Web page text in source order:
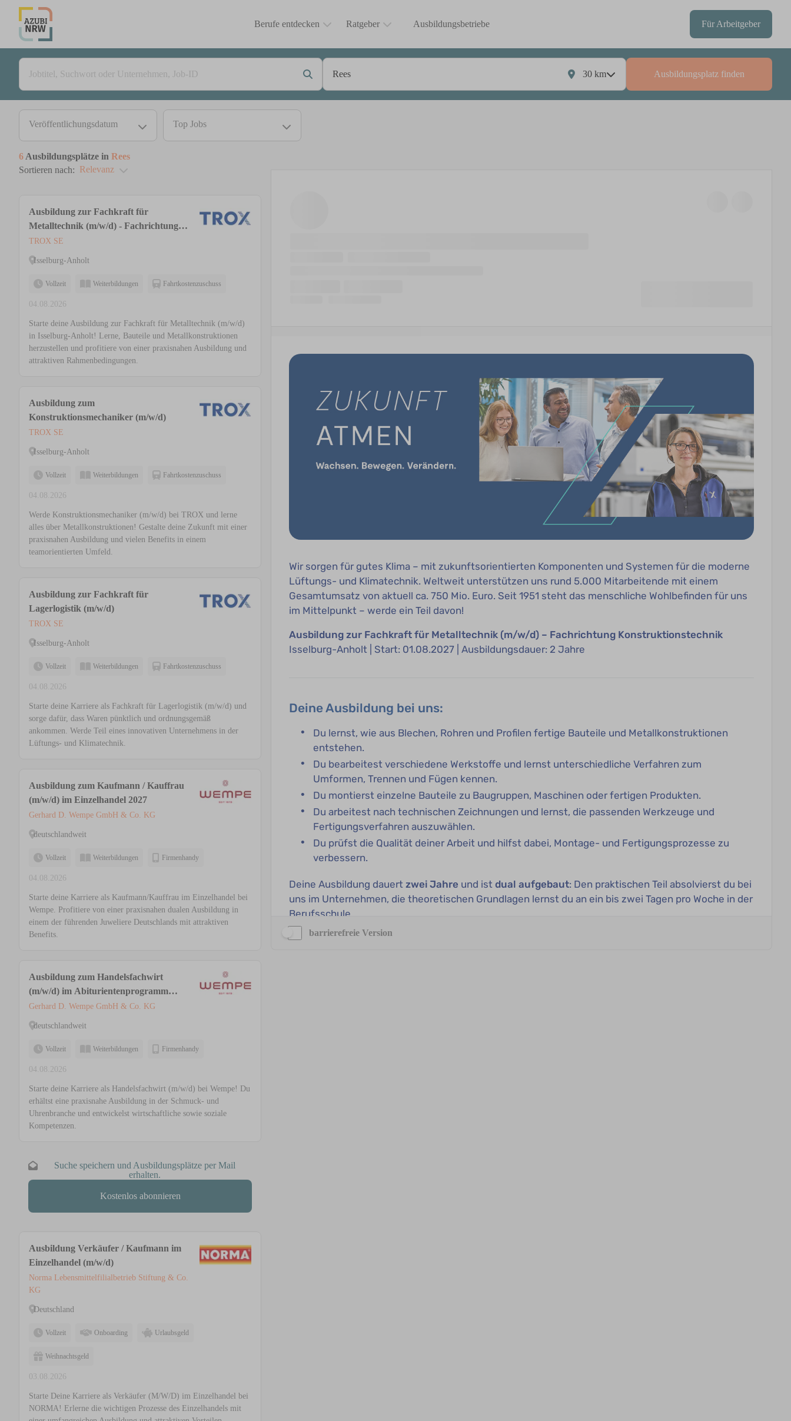
Berufe entdecken Ratgeber Ausbildungsbetriebe Für Arbeitgeber
30 km Ausbildungsplatz finden
Veröffentlichungsdatum Top Jobs
6 Ausbildungsplätze in Rees
Sortieren nach: Relevanz
Ausbildung zur Fachkraft für
Metalltechnik (m/w/d) - Fachrichtung
Konstruktionstechnik
TROX SE
Isselburg-Anholt
Vollzeit Weiterbildungen Fahrtkostenzuschuss
04.08.2026
Starte deine Ausbildung zur Fachkraft für Metalltechnik (m/w/d)
in Isselburg-Anholt! Lerne, Bauteile und Metallkonstruktionen
herzustellen und profitiere von einer praxisnahen Ausbildung und
attraktiven Rahmenbedingungen.
Ausbildung zum
Konstruktionsmechaniker (m/w/d)
TROX SE
Isselburg-Anholt
Vollzeit Weiterbildungen Fahrtkostenzuschuss
04.08.2026
Werde Konstruktionsmechaniker (m/w/d) bei TROX und lerne
alles über Metallkonstruktionen! Gestalte deine Zukunft mit einer
praxisnahen Ausbildung und vielen Benefits in einem
teamorientierten Umfeld.
Ausbildung zur Fachkraft für
Lagerlogistik (m/w/d)
TROX SE
Isselburg-Anholt
Vollzeit Weiterbildungen Fahrtkostenzuschuss
04.08.2026
Starte deine Karriere als Fachkraft für Lagerlogistik (m/w/d) und
sorge dafür, dass Waren pünktlich und ordnungsgemäß
ankommen. Werde Teil eines innovativen Unternehmens in der
Lüftungs- und Klimatechnik.
Ausbildung zum Kaufmann / Kauffrau
(m/w/d) im Einzelhandel 2027
Gerhard D. Wempe GmbH & Co. KG
deutschlandweit
Vollzeit Weiterbildungen Firmenhandy
04.08.2026
Starte deine Karriere als Kaufmann/Kauffrau im Einzelhandel bei
Wempe. Profitiere von einer praxisnahen dualen Ausbildung in
einem der führenden Juweliere Deutschlands mit attraktiven
Benefits.
Ausbildung zum Handelsfachwirt
(m/w/d) im Abiturientenprogramm
2027
Gerhard D. Wempe GmbH & Co. KG
deutschlandweit
Vollzeit Weiterbildungen Firmenhandy
04.08.2026
Starte deine Karriere als Handelsfachwirt (m/w/d) bei Wempe! Du
erhältst eine praxisnahe Ausbildung in der Schmuck- und
Uhrenbranche und entwickelst wirtschaftliche sowie soziale
Kompetenzen.
Suche speichern und Ausbildungsplätze per Mail
erhalten.
Kostenlos abonnieren
Ausbildung Verkäufer / Kaufmann im
Einzelhandel (m/w/d)
Norma Lebensmittelfilialbetrieb Stiftung & Co.
KG
Deutschland
Vollzeit Onboarding Urlaubsgeld
Weihnachtsgeld
03.08.2026
Starte Deine Karriere als Verkäufer (M/W/D) im Einzelhandel bei
NORMA! Erlerne die wichtigen Prozesse des Einzelhandels mit
barrierefreie Version